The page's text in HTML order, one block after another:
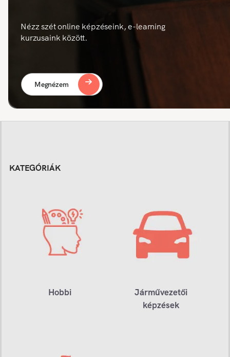
Nézz szét online képzéseink, e-learning
kurzusaink között.
Megnézem
KATEGÓRIÁK
Hobbi
Járművezetői
képzések